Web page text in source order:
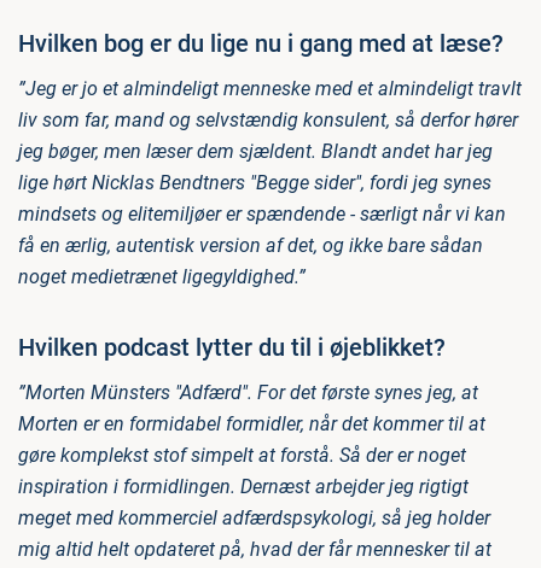
Hvilken bog er du lige nu i gang med at læse?
”Jeg er jo et almindeligt menneske med et almindeligt travlt
liv som far, mand og selvstændig konsulent, så derfor hører
jeg bøger, men læser dem sjældent. Blandt andet har jeg
lige hørt Nicklas Bendtners "Begge sider", fordi jeg synes
mindsets og elitemiljøer er spændende - særligt når vi kan
få en ærlig, autentisk version af det, og ikke bare sådan
noget medietrænet ligegyldighed.”
Hvilken podcast lytter du til i øjeblikket?
”Morten Münsters "Adfærd". For det første synes jeg, at
Morten er en formidabel formidler, når det kommer til at
gøre komplekst stof simpelt at forstå. Så der er noget
inspiration i formidlingen. Dernæst arbejder jeg rigtigt
meget med kommerciel adfærdspsykologi, så jeg holder
mig altid helt opdateret på, hvad der får mennesker til at